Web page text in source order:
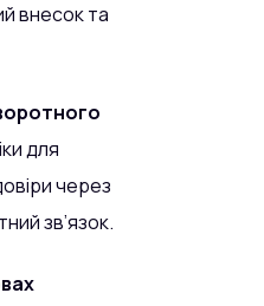
внесок та
для
через
зв’язок.